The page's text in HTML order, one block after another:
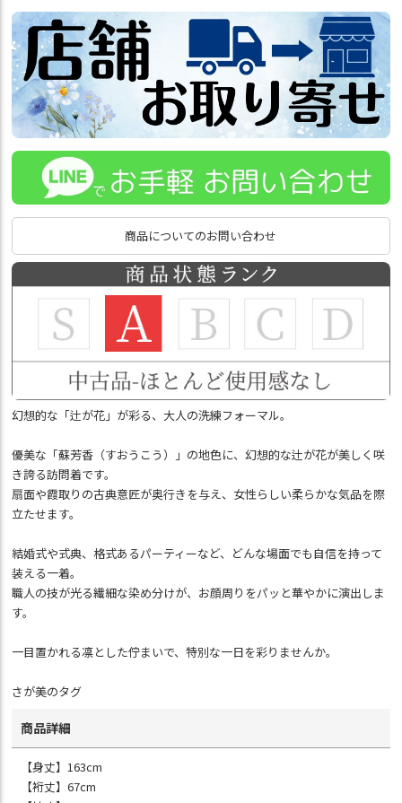
商品についてのお問い合わせ
幻想的な「辻が花」が彩る、大人の洗練フォーマル。
優美な「蘇芳香（すおうこう）」の地色に、幻想的な辻が花が美しく咲
き誇る訪問着です。
扇面や霞取りの古典意匠が奥行きを与え、女性らしい柔らかな気品を際
立たせます。
結婚式や式典、格式あるパーティーなど、どんな場面でも自信を持って
装える一着。
職人の技が光る繊細な染め分けが、お顔周りをパッと華やかに演出しま
す。
一目置かれる凛とした佇まいで、特別な一日を彩りませんか。
さが美のタグ
商品詳細
【身丈】163cm
【裄丈】67cm